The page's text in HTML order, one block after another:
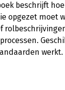
beschrijft
opgezet moet
werkt.